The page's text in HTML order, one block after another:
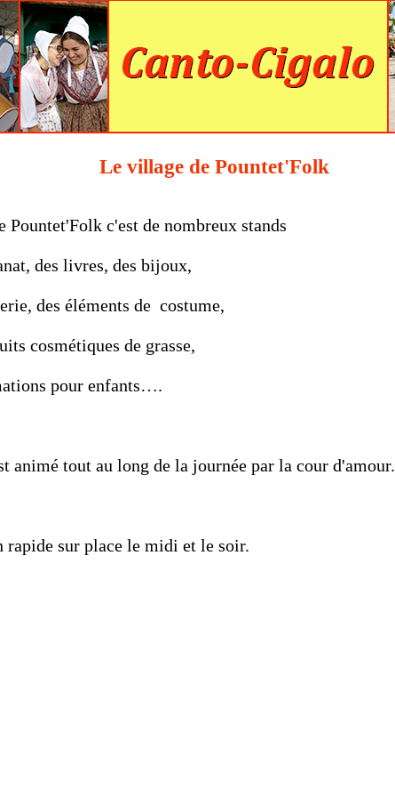
Le village de Pountet'Folk
Pountet'Folk c'est de nombreux stands
des livres, des bijoux,
des éléments de costume,
cosmétiques de grasse,
pour enfants….
animé tout au long de la journée par la cour d'amour.
rapide sur place le midi et le soir.